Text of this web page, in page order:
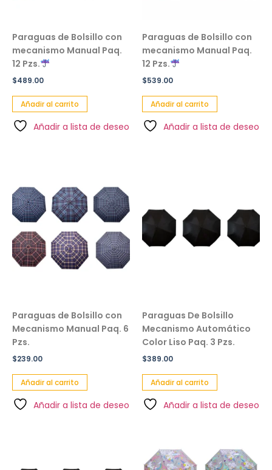
Paraguas de Bolsillo con
mecanismo Manual Paq.
12 Pzs.
$489.00
Añadir al carrito
Añadir a lista de deseo
Paraguas de Bolsillo con
mecanismo Manual Paq.
12 Pzs.
$539.00
Añadir al carrito
Añadir a lista de deseo
Paraguas de Bolsillo con
Mecanismo Manual Paq. 6
Pzs.
$239.00
Añadir al carrito
Añadir a lista de deseo
Paraguas De Bolsillo
Mecanismo Automático
Color Liso Paq. 3 Pzs.
$389.00
Añadir al carrito
Añadir a lista de deseo